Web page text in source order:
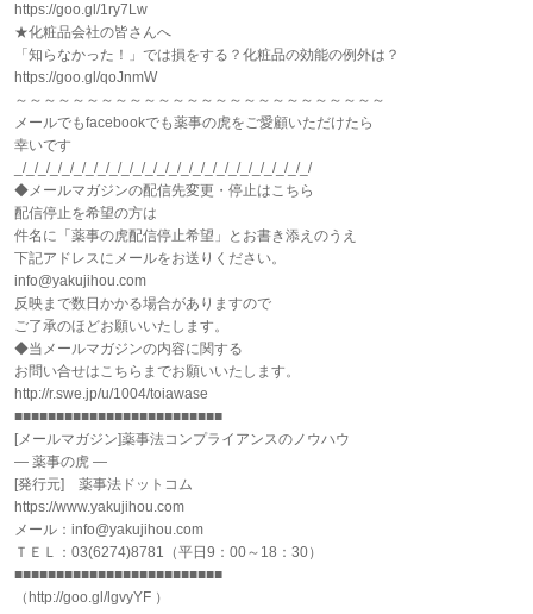
https://goo.gl/1ry7Lw
★化粧品会社の皆さんへ
「知らなかった！」では損をする？化粧品の効能の例外は？
https://goo.gl/qoJnmW
～～～～～～～～～～～～～～～～～～～～～～～～～～
メールでもfacebookでも薬事の虎をご愛顧いただけたら
幸いです
_/_/_/_/_/_/_/_/_/_/_/_/_/_/_/_/_/_/_/_/_/_/_/_/_/
◆メールマガジンの配信先変更・停止はこちら
配信停止を希望の方は
件名に「薬事の虎配信停止希望」とお書き添えのうえ
下記アドレスにメールをお送りください。
info@yakujihou.com
反映まで数日かかる場合がありますので
ご了承のほどお願いいたします。
◆当メールマガジンの内容に関する
お問い合せはこちらまでお願いいたします。
http://r.swe.jp/u/1004/toiawase
■■■■■■■■■■■■■■■■■■■■■■■■■
[メールマガジン]薬事法コンプライアンスのノウハウ
― 薬事の虎 ―
[発行元] 薬事法ドットコム
https://www.yakujihou.com
メール：info@yakujihou.com
ＴＥＬ：03(6274)8781（平日9：00～18：30）
■■■■■■■■■■■■■■■■■■■■■■■■■
（http://goo.gl/lgvyYF ）